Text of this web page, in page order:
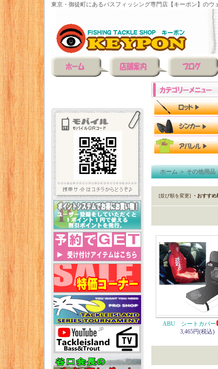
東京・御徒町にあるバスフィッシング専門店【キーポン】のウ
ホーム＞その他用品
[並び順を変更] ・おすすめ
ABU シートカバー
3,465円(税込)